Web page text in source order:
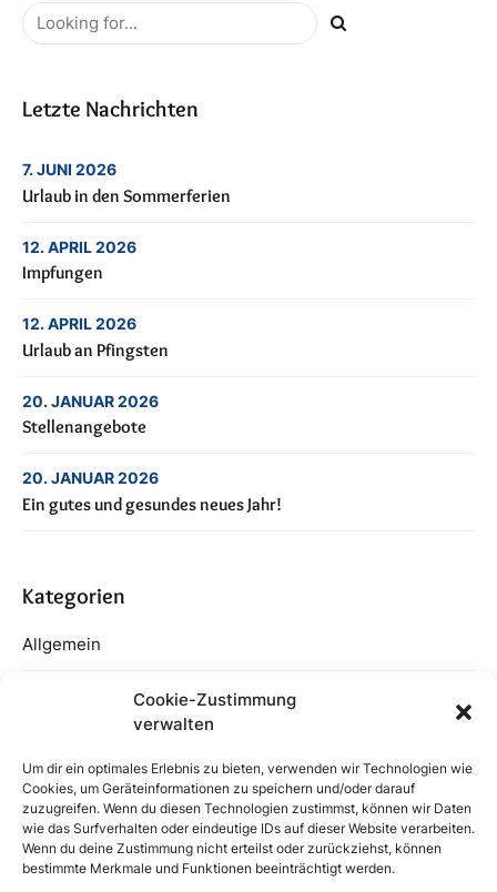
Cookie-Zustimmung
verwalten
Um dir ein optimales Erlebnis zu bieten, verwenden wir Technologien wie
Cookies, um Geräteinformationen zu speichern und/oder darauf
zuzugreifen. Wenn du diesen Technologien zustimmst, können wir Daten
wie das Surfverhalten oder eindeutige IDs auf dieser Website verarbeiten.
Wenn du deine Zustimmung nicht erteilst oder zurückziehst, können
bestimmte Merkmale und Funktionen beeinträchtigt werden.
Letzte Nachrichten
7. JUNI 2026
Urlaub in den Sommerferien
12. APRIL 2026
Impfungen
12. APRIL 2026
Urlaub an Pfingsten
20. JANUAR 2026
Stellenangebote
20. JANUAR 2026
Ein gutes und gesundes neues Jahr!
Kategorien
Allgemein